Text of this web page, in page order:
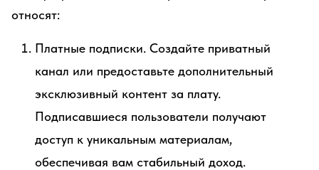
относят:
Платные подписки. Создайте приватный
канал или предоставьте дополнительный
эксклюзивный контент за плату.
Подписавшиеся пользователи получают
доступ к уникальным материалам,
обеспечивая вам стабильный доход.